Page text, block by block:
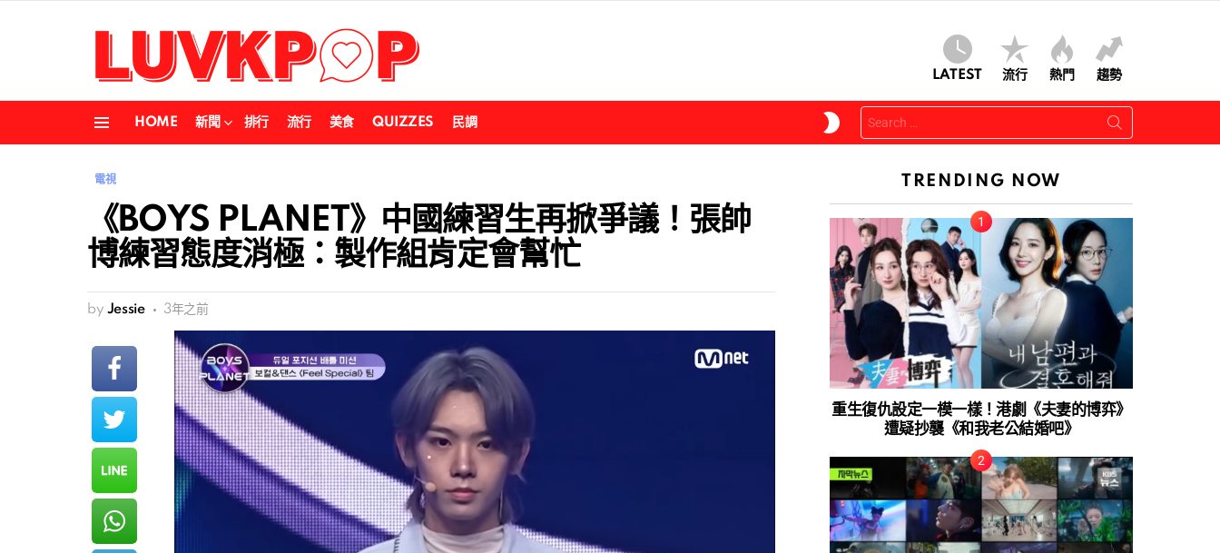
LATEST 流行 熱門 趨勢
HOME 新聞 排行 流行 美食 QUIZZES 民調
SKIN
Search
for:
電視
《BOYS PLANET》中國練習生再掀爭議！張帥
博練習態度消極：製作組肯定會幫忙
by Jessie 3年之前
TRENDING NOW
重生復仇設定一模一樣！港劇《夫妻的博弈》
遭疑抄襲《和我老公結婚吧》